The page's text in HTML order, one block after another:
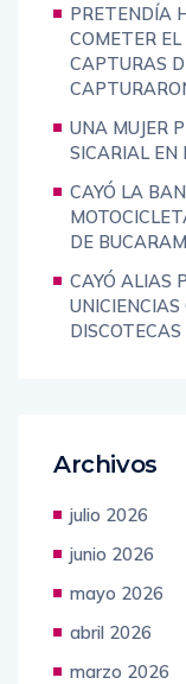
PRETENDÍA
COMETER
CAPTURAS
UNA MUJER
SICARIAL EN
CAYÓ LA
DE
CAYÓ ALIAS
Archivos
julio 2026
junio 2026
mayo 2026
abril 2026
marzo 2026